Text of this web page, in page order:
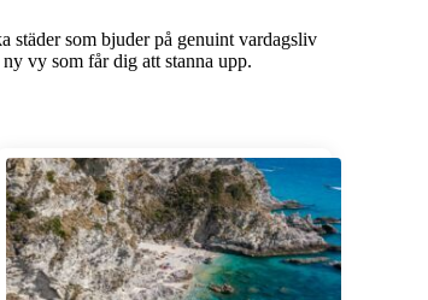
städer som bjuder på genuint vardagsliv
vy som får dig att stanna upp.